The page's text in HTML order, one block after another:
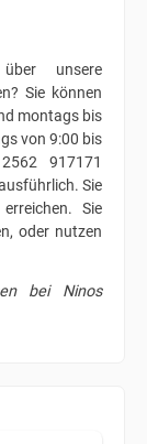
unsere
Sie können
montags bis
von 9:00 bis
917171
Sie
Sie
oder nutzen
bei Ninos